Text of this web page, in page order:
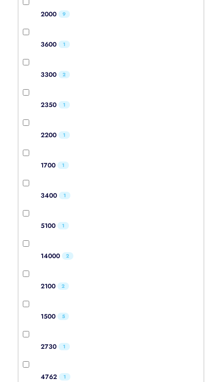
2000 9
3600 1
3300 2
2350 1
2200 1
1700 1
3400 1
5100 1
14000 2
2100 2
1500 5
2730 1
4762 1